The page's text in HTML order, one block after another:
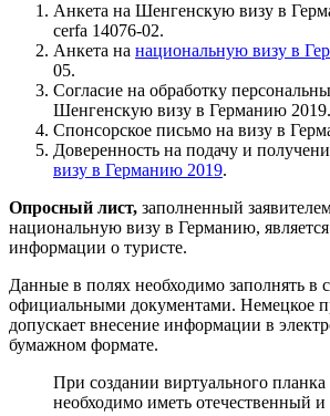
Анкета на Шенгенскую визу в
cerfa 14076-02.
Анкета на национальную визу в
05.
Согласие на обработку
Шенгенскую визу в Германию 2019.
Спонсорское письмо на визу в
Доверенность на подачу и
визу в Германию 2019.
Опросный лист, заполненный
национальную визу в Германию,
информации о туристе.
Данные в полях необходимо заполнять в
официальными документами. Немецкое
допускает внесение информации в
бумажном формате.
При создании виртуального планка
необходимо иметь отечественный